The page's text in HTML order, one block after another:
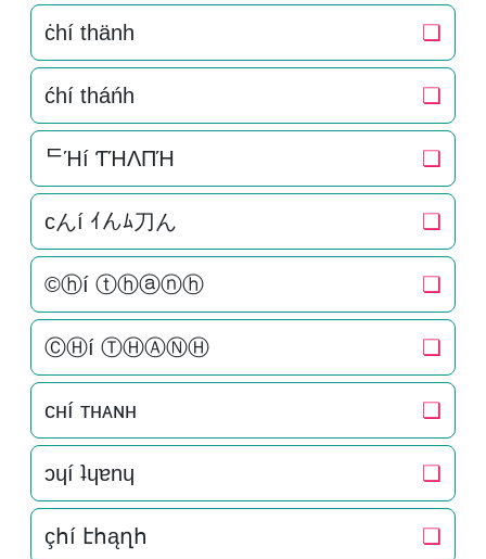
ċhí thänh ❏
ćhí tháńh ❏
ᄃΉí ƬΉΛПΉ ❏
cんí ｲんﾑ刀ん ❏
©ⓗí ⓣⓗⓐⓝⓗ ❏
ⒸⒽí ⓉⒽⒶⓃⒽ ❏
cнí тнᴀɴн ❏
ɔɥí ʇɥɐnɥ ❏
çհí էհąղհ ❏